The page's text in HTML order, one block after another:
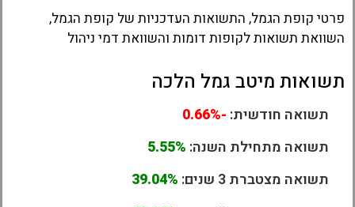
פרטי קופת הגמל, התשואות העדכניות של קופת הגמל,
השוואת תשואות לקופות דומות והשוואת דמי ניהול
תשואות מיטב גמל הלכה
תשואה חודשית: -0.66%
תשואה מתחילת השנה: 5.55%
תשואה מצטברת 3 שנים:
39.04%